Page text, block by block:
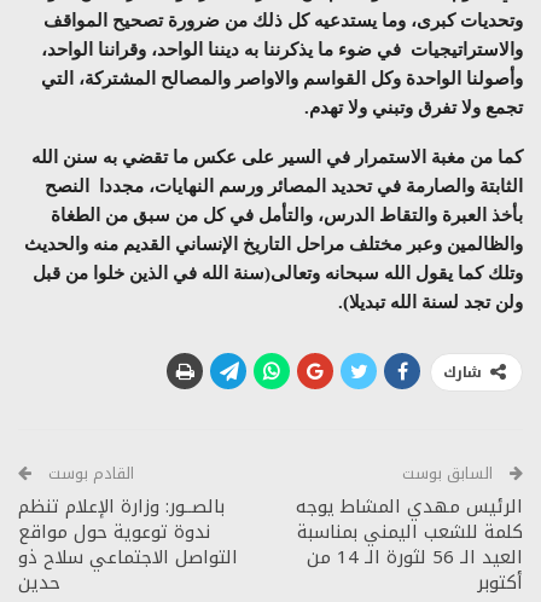
وتحديات كبرى، وما يستدعيه كل ذلك من ضرورة تصحيح المواقف
والاستراتيجيات في ضوء ما يذكرننا به ديننا الواحد، وقراننا الواحد،
وأصولنا الواحدة وكل القواسم والاواصر والمصالح المشتركة، التي
تجمع ولا تفرق وتبني ولا تهدم.
كما من مغبة الاستمرار في السير على عكس ما تقضي به سنن الله
الثابتة والصارمة في تحديد المصائر ورسم النهايات، مجددا النصح
بأخذ العبرة والتقاط الدرس، والتأمل في كل من سبق من الطغاة
والظالمين وعبر مختلف مراحل التاريخ الإنساني القديم منه والحديث
وتلك كما يقول الله سبحانه وتعالى(سنة الله في الذين خلوا من قبل
ولن تجد لسنة الله تبديلا).
شارك
السابق بوست
الرئيس مهدي المشاط يوجه
كلمة للشعب اليمني بمناسبة
العيد الـ 56 لثورة الـ 14 من
أكتوبر
القادم بوست
بالصــور: وزارة الإعلام تنظم
ندوة توعوية حول مواقع
التواصل الاجتماعي سلاح ذو
حدين